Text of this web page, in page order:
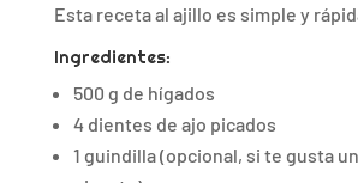
Esta receta al ajillo es simple y
Ingredientes:
500 g de hígados
4 dientes de ajo picados
1 guindilla (opcional, si te gusta